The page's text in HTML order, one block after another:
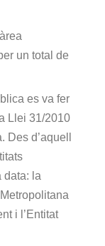
un total de
es va fer
Llei 31/2010
d’aquell
data: la
i l’Entitat